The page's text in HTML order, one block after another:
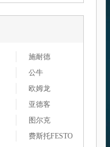
施耐德
公牛
欧姆龙
亚德客
图尔克
费斯托FESTO